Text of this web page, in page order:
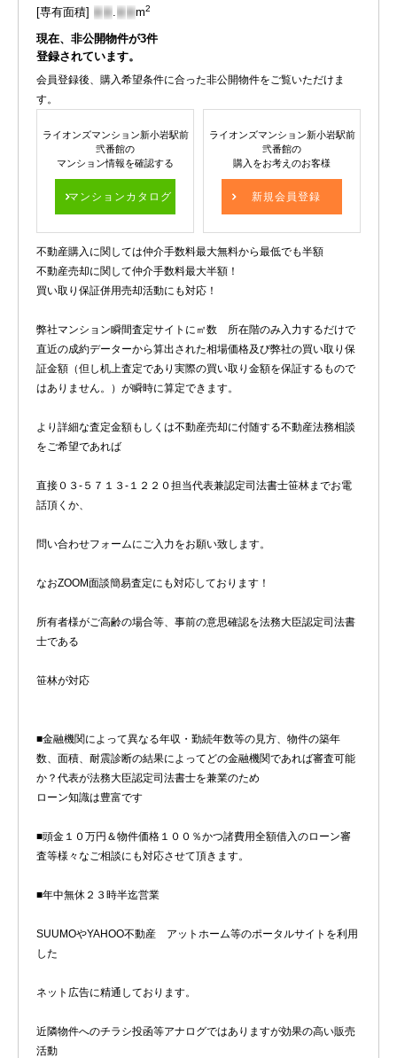
[専有面積] - - .- - m2
現在、非公開物件が3件
登録されています。
会員登録後、購入希望条件に合った非公開物件をご覧いただけま
す。
ライオンズマンション新小岩駅前
弐番館の
マンション情報を確認する
マンションカタログ
ライオンズマンション新小岩駅前
弐番館の
購入をお考えのお客様
新規会員登録
不動産購入に関しては仲介手数料最大無料から最低でも半額
不動産売却に関して仲介手数料最大半額！
買い取り保証併用売却活動にも対応！
弊社マンション瞬間査定サイトに㎡数 所在階のみ入力するだけで
直近の成約データーから算出された相場価格及び弊社の買い取り保
証金額（但し机上査定であり実際の買い取り金額を保証するもので
はありません。）が瞬時に算定できます。
より詳細な査定金額もしくは不動産売却に付随する不動産法務相談
をご希望であれば
直接０３-５７１３-１２２０担当代表兼認定司法書士笹林までお電
話頂くか、
問い合わせフォームにご入力をお願い致します。
なおZOOM面談簡易査定にも対応しております！
所有者様がご高齢の場合等、事前の意思確認を法務大臣認定司法書
士である
笹林が対応
■金融機関によって異なる年収・勤続年数等の見方、物件の築年
数、面積、耐震診断の結果によってどの金融機関であれば審査可能
か？代表が法務大臣認定司法書士を兼業のため
ローン知識は豊富です
■頭金１０万円＆物件価格１００％かつ諸費用全額借入のローン審
査等様々なご相談にも対応させて頂きます。
■年中無休２３時半迄営業
SUUMOやYAHOO不動産 アットホーム等のポータルサイトを利用
した
ネット広告に精通しております。
近隣物件へのチラシ投函等アナログではありますが効果の高い販売
活動